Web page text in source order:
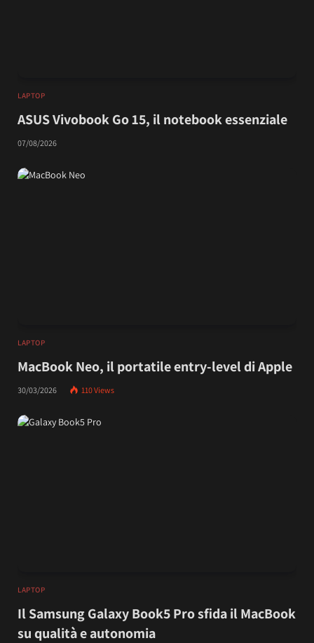
LAPTOP
ASUS Vivobook Go 15, il notebook essenziale
07/08/2026
LAPTOP
MacBook Neo, il portatile entry-level di Apple
30/03/2026 110Views
LAPTOP
Il Samsung Galaxy Book5 Pro sfida il MacBook
su qualità e autonomia